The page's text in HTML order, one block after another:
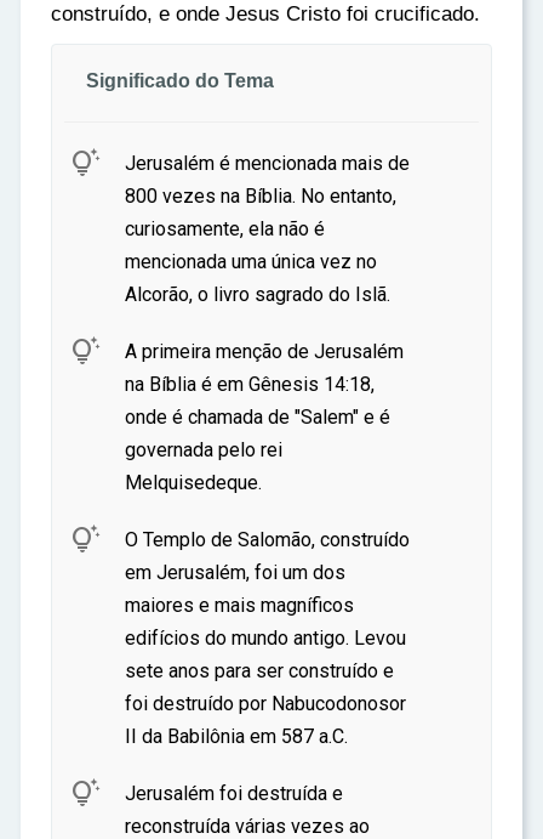
construído, e onde Jesus Cristo foi crucificado.
Significado do Tema

Jerusalém é mencionada mais de
800 vezes na Bíblia. No entanto,
curiosamente, ela não é
mencionada uma única vez no
Alcorão, o livro sagrado do Islã.

A primeira menção de Jerusalém
na Bíblia é em Gênesis 14:18,
onde é chamada de "Salem" e é
governada pelo rei
Melquisedeque.

O Templo de Salomão, construído
em Jerusalém, foi um dos
maiores e mais magníficos
edifícios do mundo antigo. Levou
sete anos para ser construído e
foi destruído por Nabucodonosor
II da Babilônia em 587 a.C.

Jerusalém foi destruída e
reconstruída várias vezes ao